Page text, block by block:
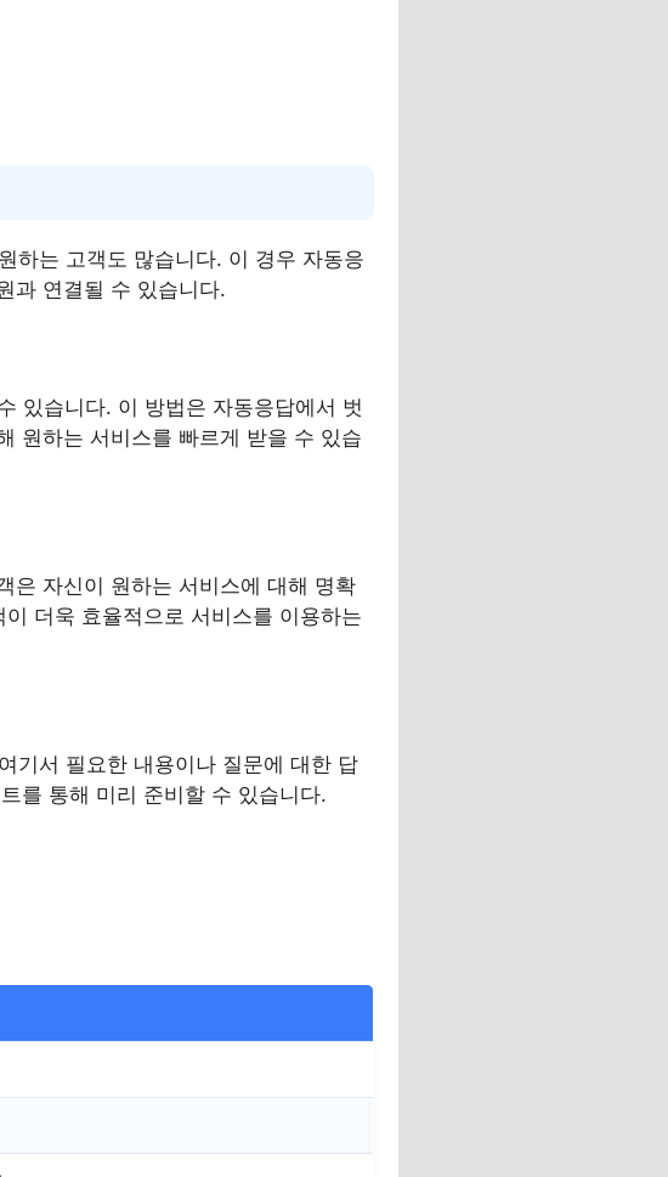
하는 고객도 많습니다. 이 경우 자동응
과 연결될 수 있습니다.
있습니다. 이 방법은 자동응답에서 벗
원하는 서비스를 빠르게 받을 수 있습
은 자신이 원하는 서비스에 대해 명확
더욱 효율적으로 서비스를 이용하는
기서 필요한 내용이나 질문에 대한 답
를 통해 미리 준비할 수 있습니다.